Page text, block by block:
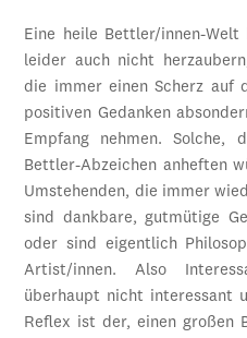
Eine heile Bettler/innen-
leider auch nicht
die immer einen Scherz auf
positiven Gedanken
Empfang nehmen. Solche,
Bettler-Abzeichen anheften
Umstehenden, die immer
sind dankbare, gutmütige
oder sind eigentlich
Artist/innen. Also
überhaupt nicht interessant
Reflex ist der, einen großen